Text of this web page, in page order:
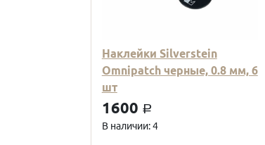
Наклейки Silverstein
Omnipatch черные, 0.8 мм, 6
шт
1600 a
В наличии: 4